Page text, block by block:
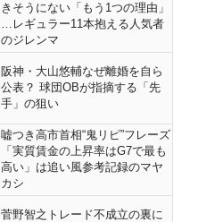
きそうにない「もう1つの理由」
…レギュラー11本抱える人気者
のジレンマ
阪神・大山悠輔なぜ離婚を自ら
公表？ 球団OBが指摘する「先
手」の狙い
嘘つき高市首相“鬼リピ”フレーズ
「実質賃金の上昇率はG7で最も
高い」は追い風参考記録のマヤ
カシ
菅野智之トレード不成立の裏に